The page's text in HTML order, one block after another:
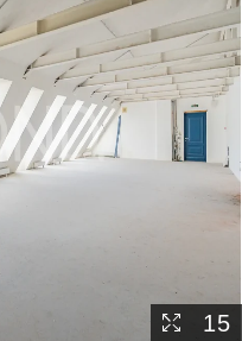
15